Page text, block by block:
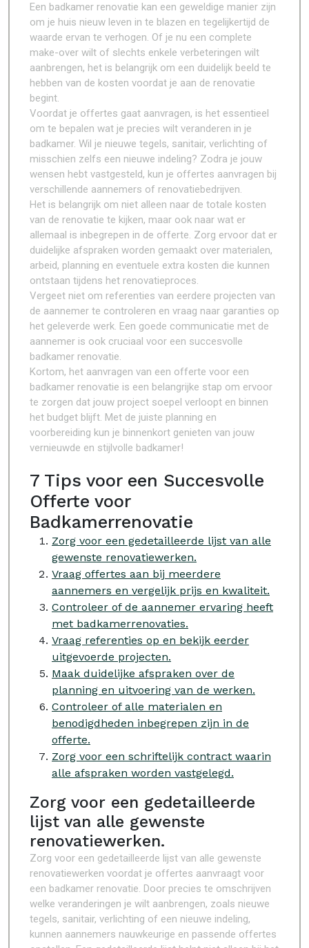
Een badkamer renovatie kan een geweldige manier zijn
om je huis nieuw leven in te blazen en tegelijkertijd de
waarde ervan te verhogen. Of je nu een complete
make-over wilt of slechts enkele verbeteringen wilt
aanbrengen, het is belangrijk om een duidelijk beeld te
hebben van de kosten voordat je aan de renovatie
begint.
Voordat je offertes gaat aanvragen, is het essentieel
om te bepalen wat je precies wilt veranderen in je
badkamer. Wil je nieuwe tegels, sanitair, verlichting of
misschien zelfs een nieuwe indeling? Zodra je jouw
wensen hebt vastgesteld, kun je offertes aanvragen bij
verschillende aannemers of renovatiebedrijven.
Het is belangrijk om niet alleen naar de totale kosten
van de renovatie te kijken, maar ook naar wat er
allemaal is inbegrepen in de offerte. Zorg ervoor dat er
duidelijke afspraken worden gemaakt over materialen,
arbeid, planning en eventuele extra kosten die kunnen
ontstaan tijdens het renovatieproces.
Vergeet niet om referenties van eerdere projecten van
de aannemer te controleren en vraag naar garanties op
het geleverde werk. Een goede communicatie met de
aannemer is ook cruciaal voor een succesvolle
badkamer renovatie.
Kortom, het aanvragen van een offerte voor een
badkamer renovatie is een belangrijke stap om ervoor
te zorgen dat jouw project soepel verloopt en binnen
het budget blijft. Met de juiste planning en
voorbereiding kun je binnenkort genieten van jouw
vernieuwde en stijlvolle badkamer!
7 Tips voor een Succesvolle
Offerte voor
Badkamerrenovatie
Zorg voor een gedetailleerde lijst van alle
gewenste renovatiewerken.
Vraag offertes aan bij meerdere
aannemers en vergelijk prijs en kwaliteit.
Controleer of de aannemer ervaring heeft
met badkamerrenovaties.
Vraag referenties op en bekijk eerder
uitgevoerde projecten.
Maak duidelijke afspraken over de
planning en uitvoering van de werken.
Controleer of alle materialen en
benodigdheden inbegrepen zijn in de
offerte.
Zorg voor een schriftelijk contract waarin
alle afspraken worden vastgelegd.
Zorg voor een gedetailleerde
lijst van alle gewenste
renovatiewerken.
Zorg voor een gedetailleerde lijst van alle gewenste
renovatiewerken voordat je offertes aanvraagt voor
een badkamer renovatie. Door precies te omschrijven
welke veranderingen je wilt aanbrengen, zoals nieuwe
tegels, sanitair, verlichting of een nieuwe indeling,
kunnen aannemers nauwkeurige en passende offertes